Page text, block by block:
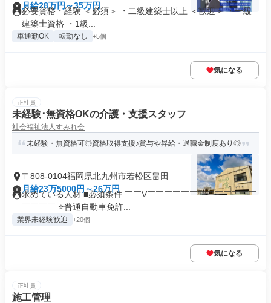
月給28万円～35万円
必要資格・経験 ＜必須＞ ・二級建築士以上 ＜歓迎＞ ・一級
建築士資格 ・1級...
車通勤OK 転勤なし +5個
気になる
正社員
未経験･無資格OKの介護・⽀援スタッフ
社会福祉法人すみれ会
未経験・無資格可◎資格取得支援♪賞与や昇給・退職金制度あり◎
〒808-0104福岡県北九州市若松区畠田
月給23万5000円～26万円
求めている人材 ■必須条件 ￣￣V￣￣￣￣￣￣￣￣￣￣￣￣￣
￣￣￣￣ ⭐普通自動車免許...
業界未経験歓迎 +20個
気になる
正社員
施工管理